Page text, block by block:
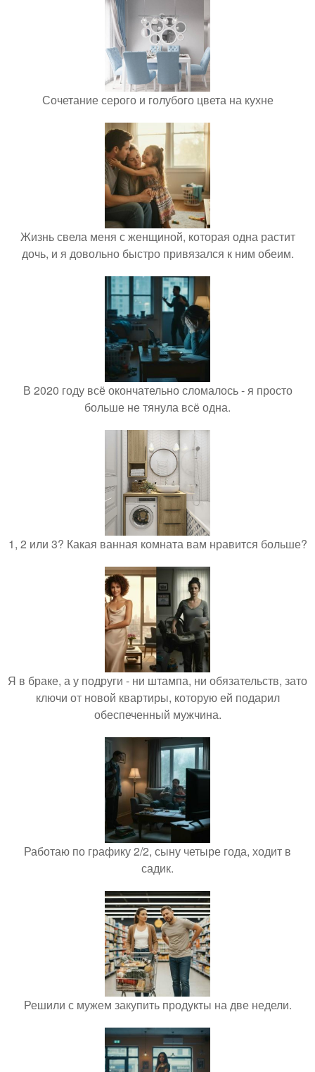
Сочетание серого и голубого цвета на кухне
Жизнь свела меня с женщиной, которая одна растит
дочь, и я довольно быстро привязался к ним обеим.
В 2020 году всё окончательно сломалось - я просто
больше не тянула всё одна.
1, 2 или 3? Какая ванная комната вам нравится больше?
Я в браке, а у подруги - ни штампа, ни обязательств, зато
ключи от новой квартиры, которую ей подарил
обеспеченный мужчина.
Работаю по графику 2/2, сыну четыре года, ходит в
садик.
Решили с мужем закупить продукты на две недели.